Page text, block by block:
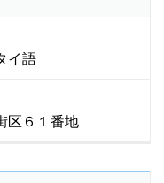
イ語
区６１番地